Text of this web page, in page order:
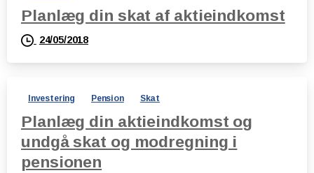
Planlæg din skat af aktieindkomst
24/05/2018
Investering Pension Skat
Planlæg din aktieindkomst og
undgå skat og modregning i
pensionen